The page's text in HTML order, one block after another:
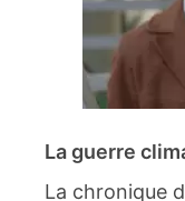
La guerre
La chronique